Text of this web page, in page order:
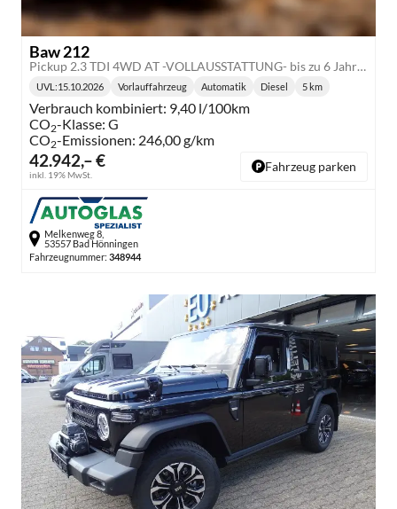
Baw 212
Pickup 2.3 TDI 4WD AT -VOLLAUSSTATTUNG- bis zu 6 Jahre Garantie
42.942,– €
inkl. 19% MwSt.
Lieferzeit:
UVL :15.10.2026 Vorlauffahrzeug
Getriebe:
Automatik
Kraftstoff:
Diesel
Kilometerstand:
5 km
Verbrauch kombiniert: 9,40 l/100km
CO2-Klasse: G
CO2-Emissionen: 246,00 g/km
Fahrzeug parken
Melkenweg 8,
53557 Bad Hönningen
Fahrzeugnummer: 348944